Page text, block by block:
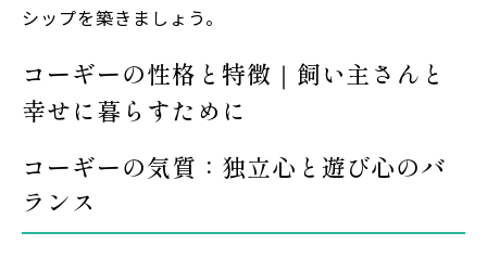
シップを築きましょう。
コーギーの性格と特徴｜飼い主さんと
幸せに暮らすために
コーギーの気質：独立心と遊び心のバ
ランス